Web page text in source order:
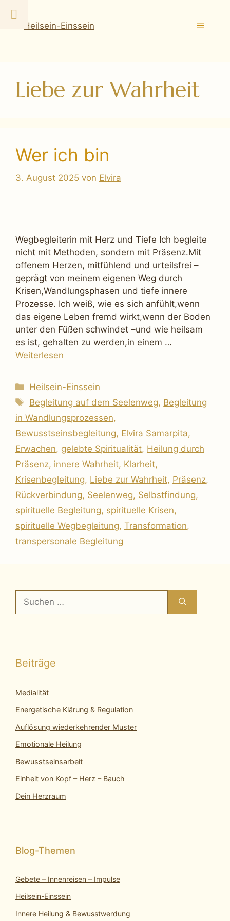
Inhalt
springen
Menü
Liebe zur Wahrheit
Wer ich bin
3. August 2025 von Elvira
Wegbegleiterin mit Herz und Tiefe Ich begleite
nicht mit Methoden, sondern mit Präsenz.Mit
offenem Herzen, mitfühlend und urteilsfrei –
geprägt von meinem eigenen Weg durch
Krisen,Wandlungsphasen und tiefe innere
Prozesse. Ich weiß, wie es sich anfühlt,wenn
das eigene Leben fremd wirkt,wenn der Boden
unter den Füßen schwindet –und wie heilsam
es ist, gehalten zu werden,in einem …
Weiterlesen
Kategorien
Heilsein-Einssein
Schlagwörter
Begleitung auf dem Seelenweg, Begleitung
in Wandlungsprozessen,
Bewusstseinsbegleitung, Elvira Samarpita,
Erwachen, gelebte Spiritualität, Heilung durch
Präsenz, innere Wahrheit, Klarheit,
Krisenbegleitung, Liebe zur Wahrheit, Präsenz,
Rückverbindung, Seelenweg, Selbstfindung,
spirituelle Begleitung, spirituelle Krisen,
spirituelle Wegbegleitung, Transformation,
transpersonale Begleitung
nach:
Beiträge
Medialität
Energetische Klärung & Regulation
Auflösung wiederkehrender Muster
Emotionale Heilung
Bewusstseinsarbeit
Einheit von Kopf – Herz – Bauch
Dein Herzraum
Gebete – Innenreisen – Impulse
Heilsein-Einssein
Innere Heilung & Bewusstwerdung